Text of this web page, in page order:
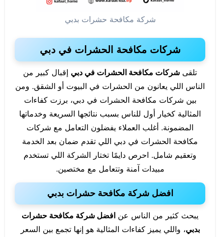
شركة مكافحة حشرات بدبي
شركات مكافحة الحشرات في دبي
تلقى شركات مكافحة الحشرات في دبي إقبال كبير من
الناس اللي يعانون من الحشرات في البيوت أو الشقق. ومن
بين شركات مكافحة الحشرات في دبي، برزت كفاءات
المثالية كخيار أول للناس بسبب نتائجها السريعة وخدماتها
المضمونة. أغلب العملاء يفضلون التعامل مع شركات
مكافحة الحشرات في دبي اللي تقدم ضمان بعد الخدمة
وتعقيم شامل. احرص دايمًا تختار الشركة اللي تستخدم
مبيدات آمنة وتتعامل مع مختصين.
افضل شركة مكافحة حشرات بدبي
يبحث كثير من الناس عن افضل شركة مكافحة حشرات
بدبي، واللي يميز كفاءات المثالية هو إنها تجمع بين السعر